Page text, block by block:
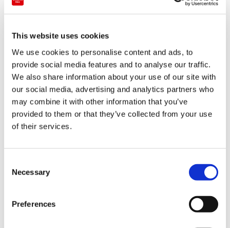
This website uses cookies
We use cookies to personalise content and ads, to
provide social media features and to analyse our traffic.
We also share information about your use of our site with
our social media, advertising and analytics partners who
may combine it with other information that you’ve
provided to them or that they’ve collected from your use
of their services.
Necessary
Preferences
出站即到的大型奥特莱斯购物中心。
结算